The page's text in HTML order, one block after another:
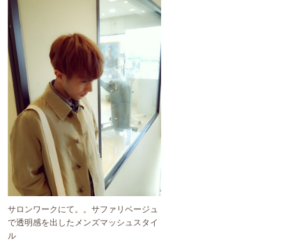
サロンワークにて。。サファリベージュ
で透明感を出したメンズマッシュスタイ
ル